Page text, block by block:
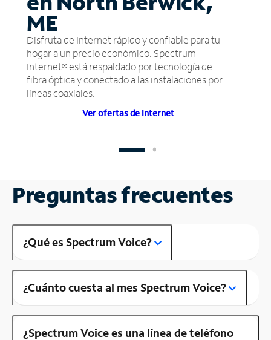
ME
Disfruta de Internet rápido y confiable para tu
hogar a un precio económico. Spectrum
Internet® está respaldado por tecnología de
fibra óptica y conectado a las instalaciones por
líneas coaxiales.
Ver ofertas de Internet
Preguntas frecuentes
¿Qué es Spectrum Voice?
¿Cuánto cuesta al mes Spectrum Voice?
¿Spectrum Voice es una línea de teléfono